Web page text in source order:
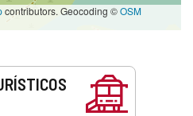
contributors. Geocoding ©OSM